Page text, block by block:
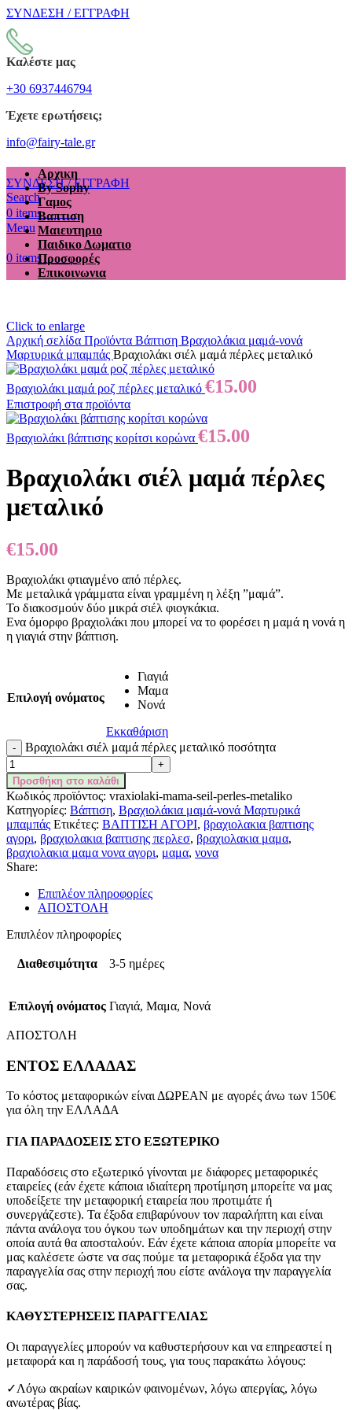
ΣΥΝΔΕΣΗ / ΕΓΓΡΑΦΗ
Καλέστε μας
+30 6937446794
Έχετε ερωτήσεις;
info@fairy-tale.gr
ΣΥΝΔΕΣΗ / ΕΓΓΡΑΦΗ
Search
0 items €0.00
Menu
0 items €0.00
Αρχικη
By Sophy
Γαμος
Βαπτιση
Μαιευτηριο
Παιδικο Δωματιο
Προσφορές
Επικοινωνια
Click to enlarge
Αρχική σελίδα Προϊόντα Βάπτιση Βραχιολάκια μαμά-νονά
Μαρτυρικά μπαμπάς Βραχιολάκι σιέλ μαμά πέρλες μεταλικό
Βραχιολάκι μαμά ροζ πέρλες μεταλικό €15.00
Επιστροφή στα προϊόντα
Βραχιολάκι βάπτισης κορίτσι κορώνα €15.00
Βραχιολάκι σιέλ μαμά πέρλες
μεταλικό
€15.00
Βραχιολάκι φτιαγμένο από πέρλες.
Με μεταλικά γράμματα είναι γραμμένη η λέξη ”μαμά”.
Το διακοσμούν δύο μικρά σιέλ φιογκάκια.
Ενα όμορφο βραχιολάκι που μπορεί να το φορέσει η μαμά η νονά η
η γιαγιά στην βάπτιση.
Επιλογή ονόματος
Γιαγιά
Μαμα
Νονά
Εκκαθάριση
Βραχιολάκι σιέλ μαμά πέρλες μεταλικό ποσότητα
Προσθήκη στο καλάθι
Κωδικός προϊόντος: vraxiolaki-mama-seil-perles-metaliko
Κατηγορίες: Βάπτιση, Βραχιολάκια μαμά-νονά Μαρτυρικά
μπαμπάς Ετικέτες: ΒΑΠΤΙΣΗ ΑΓΟΡΙ, βραχιολακια βαπτισης
αγορι, βραχιολακια βαπτισης περλεσ, βραχιολακια μαμα,
βραχιολακια μαμα νονα αγορι, μαμα, νονα
Share:
Επιπλέον πληροφορίες
ΑΠΟΣΤΟΛΗ
Επιπλέον πληροφορίες
Διαθεσιμότητα 3-5 ημέρες
Επιλογή ονόματος Γιαγιά, Μαμα, Νονά
ΑΠΟΣΤΟΛΗ
ΕΝΤΟΣ ΕΛΛΑΔΑΣ
Το κόστος μεταφορικών είναι ΔΩΡΕΑΝ με αγορές άνω των 150€
για όλη την ΕΛΛΑΔΑ
ΓΙΑ ΠΑΡΑΔΟΣΕΙΣ ΣΤΟ ΕΞΩΤΕΡΙΚΟ
Παραδόσεις στο εξωτερικό γίνονται με διάφορες μεταφορικές
εταιρείες (εάν έχετε κάποια ιδιαίτερη προτίμηση μπορείτε να μας
υποδείξετε την μεταφορική εταιρεία που προτιμάτε ή
συνεργάζεστε). Τα έξοδα επιβαρύνουν τον παραλήπτη και είναι
πάντα ανάλογα του όγκου των υποδημάτων και την περιοχή στην
οποία αυτά θα αποσταλούν. Εάν έχετε κάποια απορία μπορείτε να
μας καλέσετε ώστε να σας πούμε τα μεταφορικά έξοδα για την
παραγγελία σας στην περιοχή που είστε ανάλογα την παραγγελία
σας.
ΚΑΘΥΣΤΕΡΗΣΕΙΣ ΠΑΡΑΓΓΕΛΙΑΣ
Οι παραγγελίες μπορούν να καθυστερήσουν και να επηρεαστεί η
μεταφορά και η παράδοσή τους, για τους παρακάτω λόγους:
✓Λόγω ακραίων καιρικών φαινομένων, λόγω απεργίας, λόγω
ανωτέρας βίας.